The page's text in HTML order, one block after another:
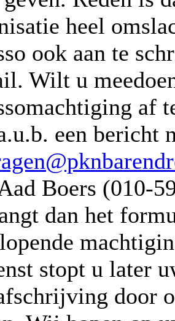
heel
ook aan te
Wilt u
af
een bericht
Boers (010-
dan het
stopt u later
door